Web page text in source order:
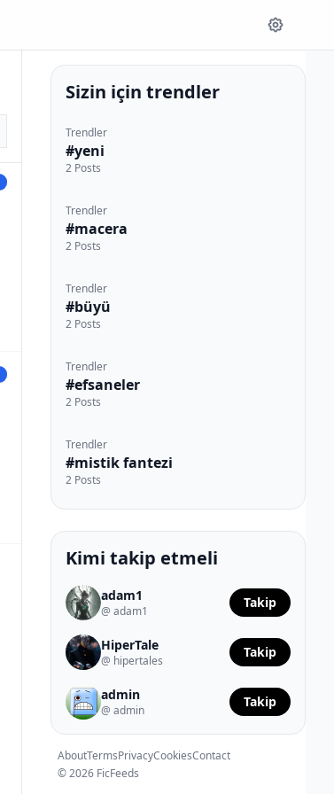
Sizin için trendler
Trendler
#yeni
2 Posts
Trendler
#macera
2 Posts
Trendler
#büyü
2 Posts
Trendler
#efsaneler
2 Posts
Trendler
#mistik fantezi
2 Posts
Kimi takip etmeli
adam1
@ adam1
Takip
HiperTale
@ hipertales
Takip
admin
@ admin
Takip
AboutTermsPrivacyCookiesContact
© 2026 FicFeeds